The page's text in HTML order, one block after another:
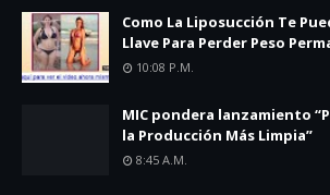
Como La Liposucción Te
Llave Para Perder Peso
10:08 P.m.
MIC pondera lanzamiento
la Producción Más Limpia”
8:45 A.m.